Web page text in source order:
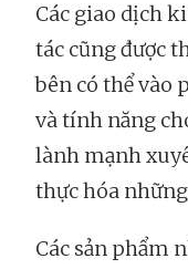
Các giao dịch
tác cũng được
bên có thể vào
và tính năng
lành mạnh
thực hóa
Các sản phẩm